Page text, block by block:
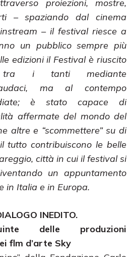
proiezioni, mostre,
– spaziando dal cinema
– il festival riesce a
un pubblico sempre più
edizioni il Festival è riuscito
tra i tanti mediante
ma al contempo
è stato capace di
affermate del mondo del
altre e “scommettere” su di
tutto contribuiscono le belle
città in cui il festival si
un appuntamento
in Italia e in Europa.
INEDITO.
delle produzioni
flm d’arte Sky